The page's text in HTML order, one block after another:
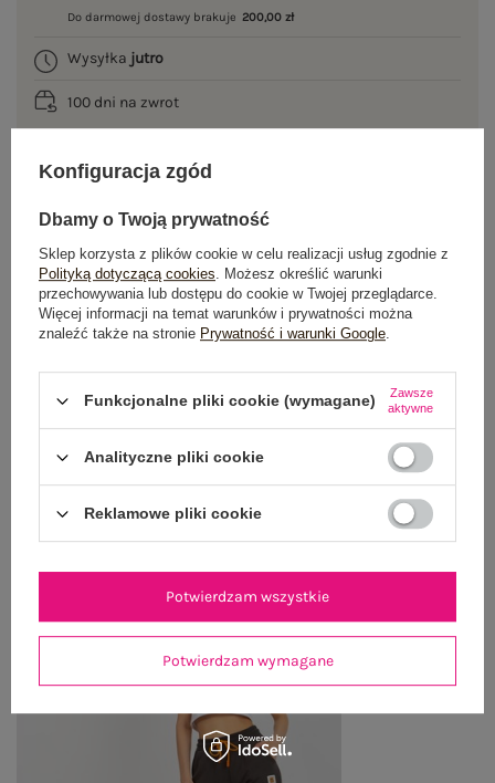
Do darmowej dostawy brakuje 200,00 zł
Wysyłka jutro
100 dni na zwrot
GŁÓWNE PARAMETRY
OPINIE O PRODUKCIE (0)
ZWROTY I REKLAMACJE
OSTATNIO OGLĄDANE
Zobacz wszystko
Konfiguracja zgód
Dbamy o Twoją prywatność
Sklep korzysta z plików cookie w celu realizacji usług zgodnie z
Polityką dotyczącą cookies. Możesz określić warunki
przechowywania lub dostępu do cookie w Twojej przeglądarce.
Więcej informacji na temat warunków i prywatności można
znaleźć także na stronie Prywatność i warunki Google.
Funkcjonalne pliki cookie (wymagane)
Zawsze
aktywne
Analityczne pliki cookie
Reklamowe pliki cookie
Potwierdzam wymagane
Potwierdzam wszystkie